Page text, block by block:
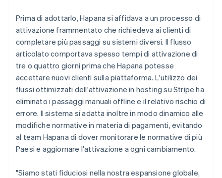
Prima di adottarlo, Hapana si affidava a un processo di
attivazione frammentato che richiedeva ai clienti di
completare più passaggi su sistemi diversi. Il flusso
articolato comportava spesso tempi di attivazione di
tre o quattro giorni prima che Hapana potesse
accettare nuovi clienti sulla piattaforma. L'utilizzo dei
flussi ottimizzati dell'attivazione in hosting su Stripe ha
eliminato i passaggi manuali offline e il relativo rischio di
errore. Il sistema si adatta inoltre in modo dinamico alle
modifiche normative in materia di pagamenti, evitando
al team Hapana di dover monitorare le normative di più
Paesi e aggiornare l'attivazione a ogni cambiamento.
"Siamo stati fiduciosi nella nostra espansione globale,